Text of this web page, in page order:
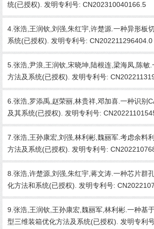
统(已授权). 发明专利号: CN202310040166.5
4.张浩,王润钦,刘强,朱红宇,许楚源.一种异形板
系统(已授权). 发明专利号: CN202211296404.0
5.张浩,尹浪,王润钦,宋晓坤,陆根连,梁海凤,陈敏
方法及系统(已授权). 发明专利号:
6.张浩,罗添禹,赵荣丽,林贵祥,邓加喜.一种识别
及其系统(已授权). 发明专利号:
7.张浩,王孙康宏,刘强,林利彬,魏丽军.考虑余料
方法及系统(已授权). 发明专利号:
8.张浩,许楚源,刘强,朱红宇,蒋文涛.一种芯片群
化方法和系统(已授权). 发明专利号:
9.张浩,王润钦,王孙康宏,魏丽军,林利彬.一种基
型三维装箱优化方法及系统(已授权). 发明专利